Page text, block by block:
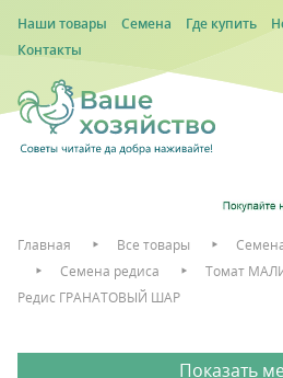
Наши товары Семена Где купить
Контакты
Главная Все товары
Семена редиса
Томат
Редис ГРАНАТОВЫЙ ШАР